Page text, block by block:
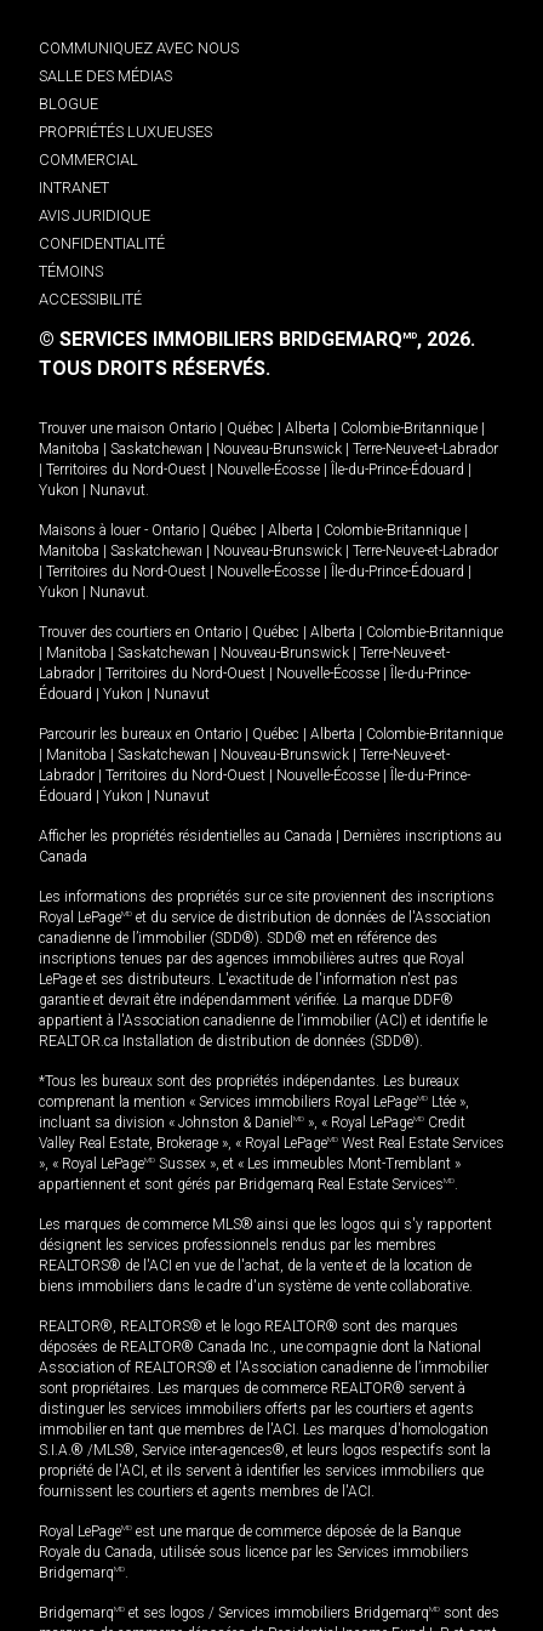
COMMUNIQUEZ AVEC NOUS
SALLE DES MÉDIAS
BLOGUE
PROPRIÉTÉS LUXUEUSES
COMMERCIAL
INTRANET
AVIS JURIDIQUE
CONFIDENTIALITÉ
TÉMOINS
ACCESSIBILITÉ
© SERVICES IMMOBILIERS BRIDGEMARQMD, 2026.
TOUS DROITS RÉSERVÉS.
Trouver une maison Ontario Québec Alberta Colombie-Britannique
Manitoba
Saskatchewan Nouveau-Brunswick
Terre-Neuve-et-Labrador
Territoires du Nord-Ouest Nouvelle-Écosse Île-du-Prince-Édouard
Yukon
Nunavut.
Maisons à louer - Ontario Québec Alberta Colombie-Britannique
Manitoba
Saskatchewan Nouveau-Brunswick
Terre-Neuve-et-Labrador
Territoires du Nord-Ouest Nouvelle-Écosse Île-du-Prince-Édouard
Yukon
Nunavut.
Trouver des courtiers en Ontario Québec Alberta
Colombie-Britannique
Manitoba Saskatchewan Nouveau-Brunswick
Terre-Neuve-et-
Labrador
Territoires du Nord-Ouest Nouvelle-Écosse
Île-du-Prince-
Édouard
Yukon Nunavut
Parcourir les bureaux en Ontario Québec Alberta
Colombie-Britannique
Manitoba Saskatchewan Nouveau-Brunswick
Terre-Neuve-et-
Labrador
Territoires du Nord-Ouest Nouvelle-Écosse
Île-du-Prince-
Édouard
Yukon Nunavut
Afficher les propriétés résidentielles au Canada
Dernières inscriptions au
Canada
Les informations des propriétés sur ce site proviennent des inscriptions
Royal LePageMD et du service de distribution de données de l'Association
canadienne de l’immobilier (SDD®). SDD® met en référence des
inscriptions tenues par des agences immobilières autres que Royal
LePage et ses distributeurs. L'exactitude de l'information n'est pas
garantie et devrait être indépendamment vérifiée. La marque DDF®
appartient à l'Association canadienne de l’immobilier (ACI) et identifie le
REALTOR.ca Installation de distribution de données (SDD®).
*Tous les bureaux sont des propriétés indépendantes. Les bureaux
comprenant la mention « Services immobiliers Royal LePageMD Ltée »,
incluant sa division « Johnston & Daniel MD », « Royal LePageMD Credit
Valley Real Estate, Brokerage », « Royal LePageMD West Real Estate Services
», « Royal LePageMD Sussex », et « Les immeubles Mont-Tremblant »
appartiennent et sont gérés par Bridgemarq Real Estate ServicesMD.
Les marques de commerce MLS® ainsi que les logos qui s'y rapportent
désignent les services professionnels rendus par les membres
REALTORS® de l'ACI en vue de l'achat, de la vente et de la location de
biens immobiliers dans le cadre d'un système de vente collaborative.
REALTOR®, REALTORS® et le logo REALTOR® sont des marques
déposées de REALTOR® Canada Inc., une compagnie dont la National
Association of REALTORS® et l'Association canadienne de l’immobilier
sont propriétaires. Les marques de commerce REALTOR® servent à
distinguer les services immobiliers offerts par les courtiers et agents
immobilier en tant que membres de l'ACI. Les marques d'homologation
S.I.A.® /MLS®, Service inter-agences®, et leurs logos respectifs sont la
propriété de l'ACI, et ils servent à identifier les services immobiliers que
fournissent les courtiers et agents membres de l'ACI.
Royal LePageMD est une marque de commerce déposée de la Banque
Royale du Canada, utilisée sous licence par les Services immobiliers
BridgemarqMD.
BridgemarqMD et ses logos / Services immobiliers BridgemarqMD sont des